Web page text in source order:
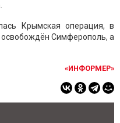
Крымская операция, в
освобождён Симферополь, а
«ИНФОРМЕР»